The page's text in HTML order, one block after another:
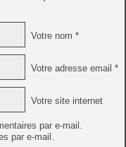
Votre nom *
Votre adresse email *
Votre site internet
par e-mail.
par e-mail.